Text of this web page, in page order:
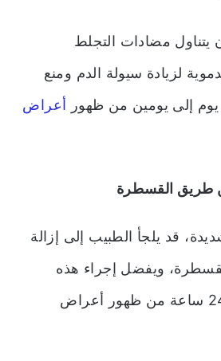
مضادات التجلط
لزيادة سيولة الدم ومنع
إلى يومين من ظهور أعراض
طريق القسطرة
قد يلجأ الطبيب إلى إزالة
ويفضل إجراء هذه
العملية خلال 6 إلى 24 ساعة من ظهور أعراض